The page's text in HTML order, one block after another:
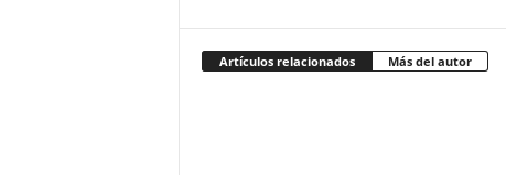
Artículos relacionados Más del autor